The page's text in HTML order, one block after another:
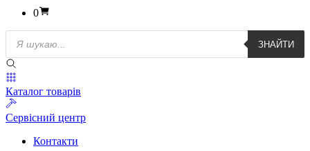
0
Пошук
товарів
ЗНАЙТИ
Каталог товарів
Сервісний центр
Контакти